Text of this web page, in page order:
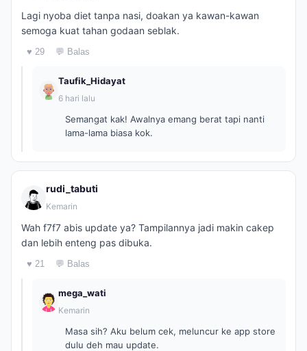
Lagi nyoba diet tanpa nasi, doakan ya kawan-kawan
semoga kuat tahan godaan seblak.
♥ 29 💬 Balas
Taufik_Hidayat
6 hari lalu
Semangat kak! Awalnya emang berat tapi nanti
lama-lama biasa kok.
rudi_tabuti
Kemarin
Wah f7f7 abis update ya? Tampilannya jadi makin cakep
dan lebih enteng pas dibuka.
♥ 21 💬 Balas
mega_wati
Kemarin
Masa sih? Aku belum cek, meluncur ke app store
dulu deh mau update.